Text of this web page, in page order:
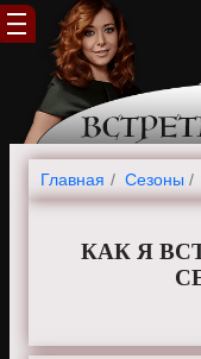
Главная Cезоны
КАК Я